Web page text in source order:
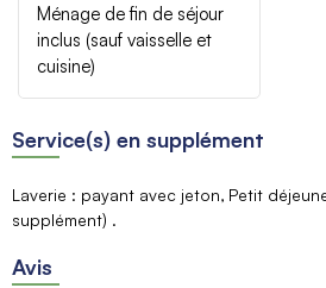
Ménage de fin de séjour
inclus (sauf vaisselle et
cuisine)
Service(s) en supplément
Laverie : payant avec jeton Petit
supplément)
Avis